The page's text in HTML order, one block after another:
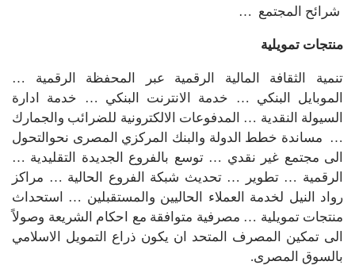
شرائح المجتمع …
منتجات تمويلية
تنمية الثقافة المالية الرقمية عبر المحفظة الرقمية …
الموبايل البنكي … خدمة الانترنت البنكي … خدمة ادارة
السيولة النقدية … المدفوعات الالكترونية للضرائب والجمارك
… مساندة خطط الدولة والبنك المركزي المصرى نحوالتحول
الى مجتمع غير نقدي … توسع بالفروع الجديدة التقليدية …
الرقمية … تطوير … تحديث شبكة الفروع الحالية … مراكز
رواد النيل لخدمة العملاء الحاليين والمستقبلين … استحداث
منتجات تمويلية … مصرفية متوافقة مع احكام الشريعة وصولاً
الى تمكين المصرف المتحد ان يكون ذراع التمويل الاسلامي
بالسوق المصرى.